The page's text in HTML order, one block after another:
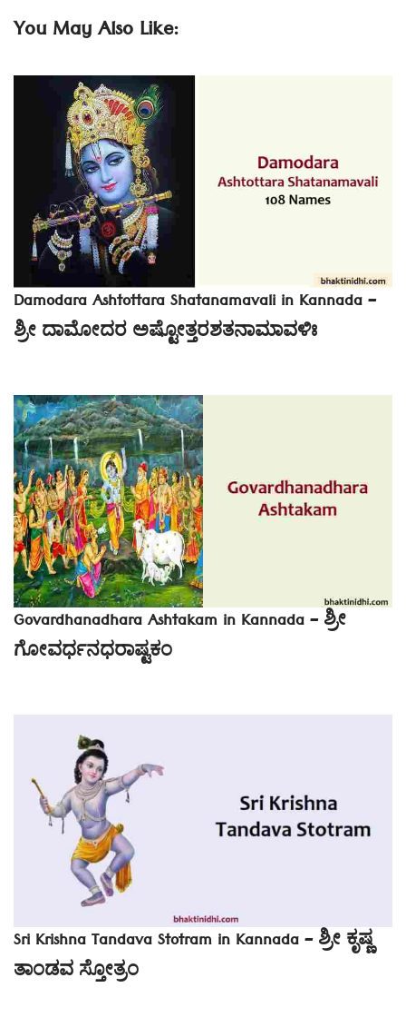
You May Also Like:
Damodara Ashtottara Shatanamavali in Kannada –
ಶ್ರೀ ದಾಮೋದರ ಅಷ್ಟೋತ್ತರಶತನಾಮಾವಳಿಃ
Govardhanadhara Ashtakam in Kannada – ಶ್ರೀ
ಗೋವರ್ಧನಧರಾಷ್ಟಕಂ
Sri Krishna Tandava Stotram in Kannada – ಶ್ರೀ ಕೃಷ್ಣ
ತಾಂಡವ ಸ್ತೋತ್ರಂ